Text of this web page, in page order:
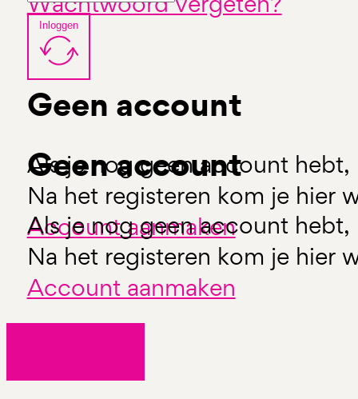
Geen account
Als je nog geen account hebt,
Na het registeren kom je hier
Account aanmaken
Inloggen
Geen account
Als je nog geen account hebt,
Na het registeren kom je hier
Account aanmaken